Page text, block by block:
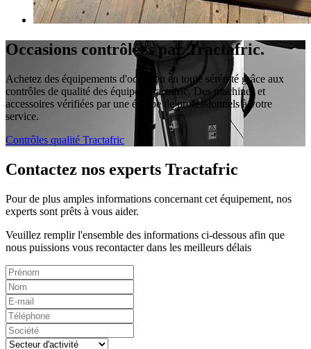
Occasions contrôlées par Tractafric.
Achetez des équipements d'occasion en toute sérénité grâce aux
contrôles de qualité des équipes Tractafric. Des machines et
accessoires vérifiées par une équipe de professionnels à votre
service.
Contrôles qualité Tractafric
Contactez nos experts Tractafric
Pour de plus amples informations concernant cet équipement, nos
experts sont prêts à vous aider.
Veuillez remplir l'ensemble des informations ci-dessous afin que
nous puissions vous recontacter dans les meilleurs délais